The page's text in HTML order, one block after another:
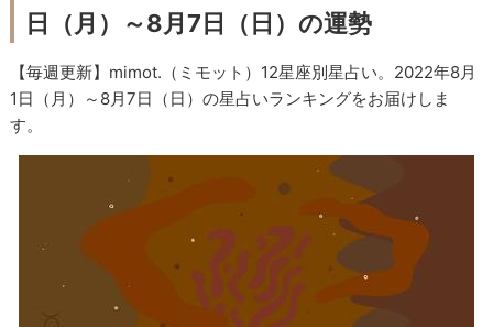
日（月）～8月7日（日）の運勢
【毎週更新】mimot.（ミモット）12星座別星占い。2022年8月
1日（月）～8月7日（日）の星占いランキングをお届けしま
す。